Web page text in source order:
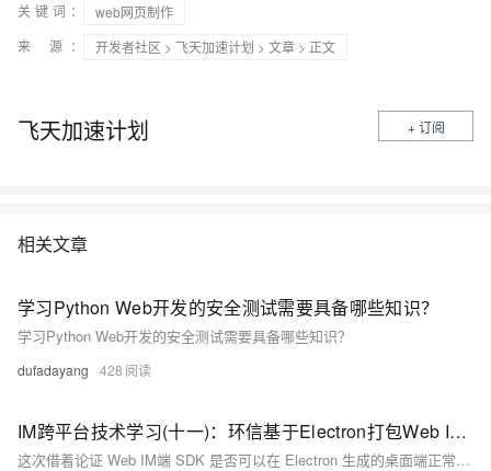
关键词：
web网页制作
来 源：
开发者社区 > 飞天加速计划 > 文章 > 正文
飞天加速计划 + 订阅
相关文章
学习Python Web开发的安全测试需要具备哪些知识？
学习Python Web开发的安全测试需要具备哪些知识？
dufadayang 428
IM跨平台技术学习(十一)：环信基于Electron打包Web IM桌面端的技术实践
这次借着论证 Web IM端 SDK 是否可以在 Electron 生成的桌面端正常稳定使用，我决定把官方新推出的 webim-vue3-demo，打包到桌面端，并记录了这次验证的过程以及所遇到的问题和解决方法。